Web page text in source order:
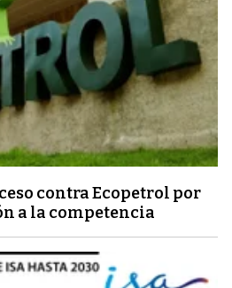
contra Ecopetrol por
a la competencia